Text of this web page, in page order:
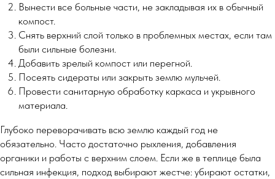
Вынести все больные части, не закладывая их в обычный
компост.
Снять верхний слой только в проблемных местах, если там
были сильные болезни.
Добавить зрелый компост или перегной.
Посеять сидераты или закрыть землю мульчей.
Провести санитарную обработку каркаса и укрывного
материала.
Глубоко переворачивать всю землю каждый год не
обязательно. Часто достаточно рыхления, добавления
органики и работы с верхним слоем. Если же в теплице была
сильная инфекция, подход выбирают жестче: убирают остатки,